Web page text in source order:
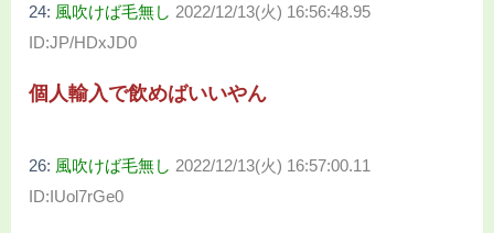
24: 風吹けば毛無し 2022/12/13(火) 16:56:48.95
ID:JP/HDxJD0
個人輸入で飲めばいいやん
26: 風吹けば毛無し 2022/12/13(火) 16:57:00.11
ID:IUol7rGe0